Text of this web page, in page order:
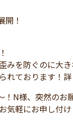
！
を防ぐのに大
れております！
N様、突然のお
気軽にお申し付け